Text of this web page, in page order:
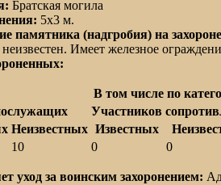
Братская могила
5x3 м.
памятника (надгробия) на
Имеет железное
В том числе по
Участников
Неизвестных Известных
10 0 0
уход за воинским захоронением: